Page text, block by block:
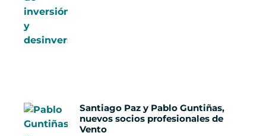
Santiago Paz y Pablo Guntiñas,
nuevos socios profesionales de
Vento